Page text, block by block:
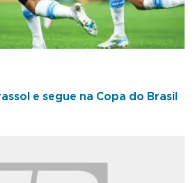
e segue na Copa do Brasil